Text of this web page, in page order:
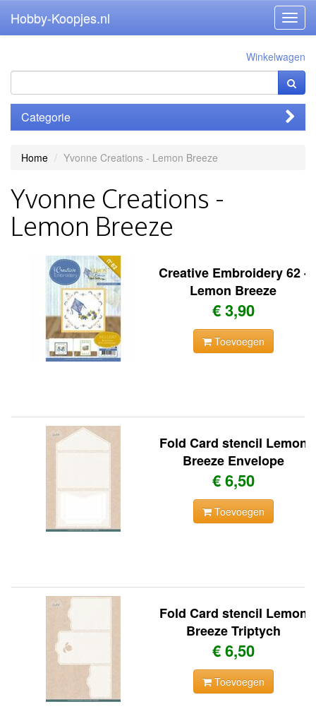
Hobby-Koopjes.nl
Winkelwagen
Categorie
Home Yvonne Creations - Lemon Breeze
Yvonne Creations -
Lemon Breeze
Creative Embroidery 62 -
Lemon Breeze
€ 3,90
Toevoegen
Fold Card stencil Lemon
Breeze Envelope
€ 6,50
Toevoegen
Fold Card stencil Lemon
Breeze Triptych
€ 6,50
Toevoegen